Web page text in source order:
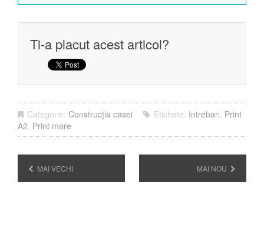
Ti-a placut acest articol?
Categorie: Construcția casei Etichete: Intrebari, Print
A2, Print mare
MAI VECHI MAI NOU